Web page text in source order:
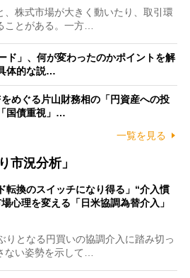
株式市場が大きく動いたり、取引環
ことがある。一方…
ド」、何が変わったのかポイントを解
体的な説…
をめぐる片山財務相の「円資産への投
国債重視」…
一覧を見る
市況分析」
転換のスイッチになり得る」“介入慣
心理を変える「日米協調為替介入」
となる円買いの協調介入に踏み切っ
ない姿勢を示して…